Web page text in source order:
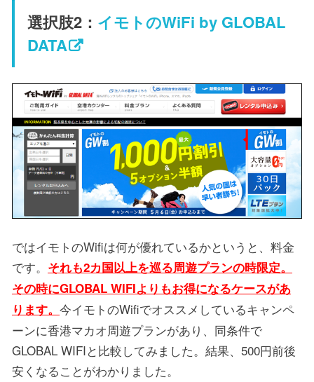
選択肢2： イモトのWiFi by GLOBAL
DATA
ではイモトのWifiは何が優れているかというと、料金
です。 それも2カ国以上を巡る周遊プランの時限定。
その時にGLOBAL WIFIよりもお得になるケースがあ
ります。 今イモトのWifiでオススメしているキャンペ
ーンに香港マカオ周遊プランがあり、同条件で
GLOBAL WIFIと比較してみました。結果、500円前後
安くなることがわかりました。